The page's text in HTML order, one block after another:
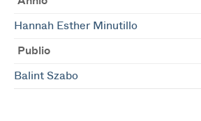
Hannah Esther Minutillo
Publio
Balint Szabo